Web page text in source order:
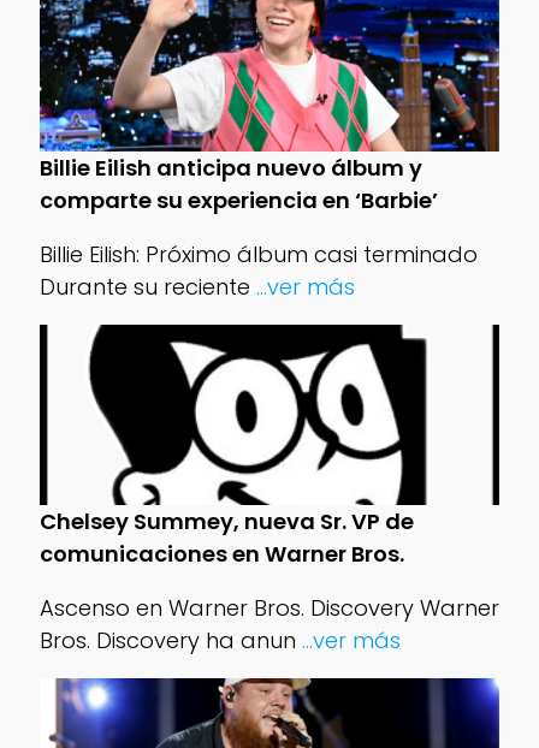
Billie Eilish anticipa nuevo álbum y
comparte su experiencia en ‘Barbie’
Billie Eilish: Próximo álbum casi terminado
Durante su reciente ...ver más
Chelsey Summey, nueva Sr. VP de
comunicaciones en Warner Bros.
Ascenso en Warner Bros. Discovery Warner
Bros. Discovery ha anun ...ver más